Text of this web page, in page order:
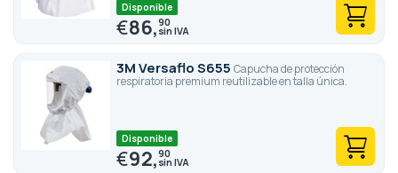
Disponible
€86,90
3M Versaflo S655 Capucha de protección
respiratoria premium reutilizable en talla única.
Disponible
€92,90